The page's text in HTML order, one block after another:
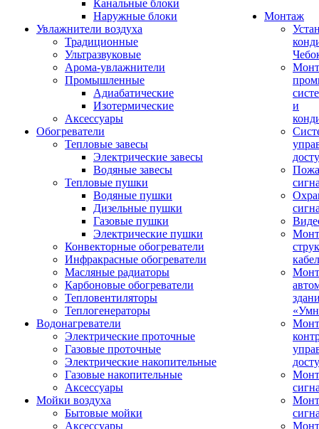
Канальные блоки
Наружные блоки
Увлажнители воздуха
Традиционные
Ультразвуковые
Арома-увлажнители
Промышленныe
Адиабатические
Изотермические
Аксессуары
Обогреватели
Тепловые завесы
Электрические завесы
Водяные завесы
Тепловые пушки
Водяные пушки
Дизельные пушки
Газовые пушки
Электрические пушки
Конвекторные обогреватели
Инфракрасные обогреватели
Масляные радиаторы
Карбоновые обогреватели
Тепловентиляторы
Теплогенераторы
Водонагреватели
Электрические проточные
Газовые проточные
Электрические накопительные
Газовые накопительные
Аксессуары
Мойки воздуха
Бытовые мойки
Аксессуары
Монтаж
и